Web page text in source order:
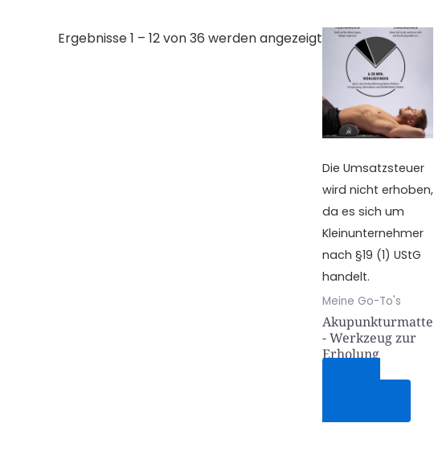
Ergebnisse 1 – 12 von 36 werden angezeigt
Die Umsatzsteuer
wird nicht erhoben,
da es sich um
Kleinunternehmer
nach §19 (1) UStG
handelt.
Meine Go-To's
Akupunkturmatte
- Werkzeug zur
Erholung